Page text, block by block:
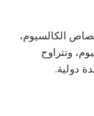
الكالسيوم،
وتتراوح